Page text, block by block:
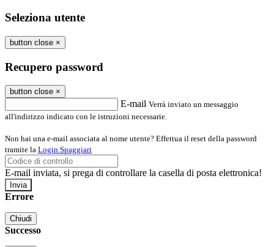
Seleziona utente
button close ×
Recupero password
button close ×
E-mail Verrà inviato un messaggio
all'indirizzo indicato con le istruzioni necessarie.
Non hai una e-mail associata al nome utente? Effettua il reset della password
tramite la Login Spaggiari
E-mail inviata, si prega di controllare la casella di posta elettronica!
Errore
Chiudi
Successo